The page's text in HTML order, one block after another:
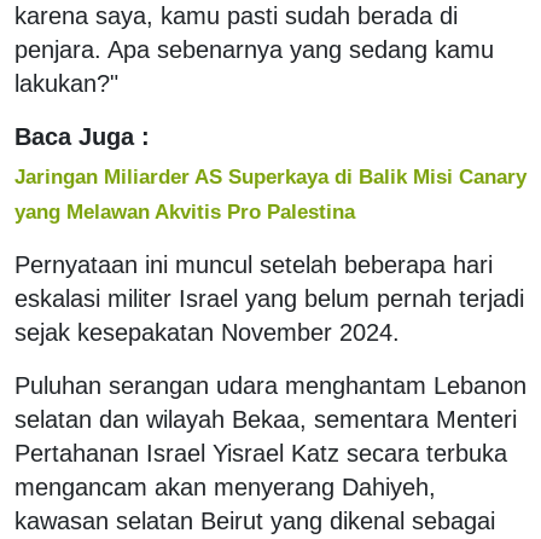
karena saya, kamu pasti sudah berada di
penjara. Apa sebenarnya yang sedang kamu
lakukan?"
Baca Juga :
Jaringan Miliarder AS Superkaya di Balik Misi Canary
yang Melawan Akvitis Pro Palestina
Pernyataan ini muncul setelah beberapa hari
eskalasi militer Israel yang belum pernah terjadi
sejak kesepakatan November 2024.
Puluhan serangan udara menghantam Lebanon
selatan dan wilayah Bekaa, sementara Menteri
Pertahanan Israel Yisrael Katz secara terbuka
mengancam akan menyerang Dahiyeh,
kawasan selatan Beirut yang dikenal sebagai